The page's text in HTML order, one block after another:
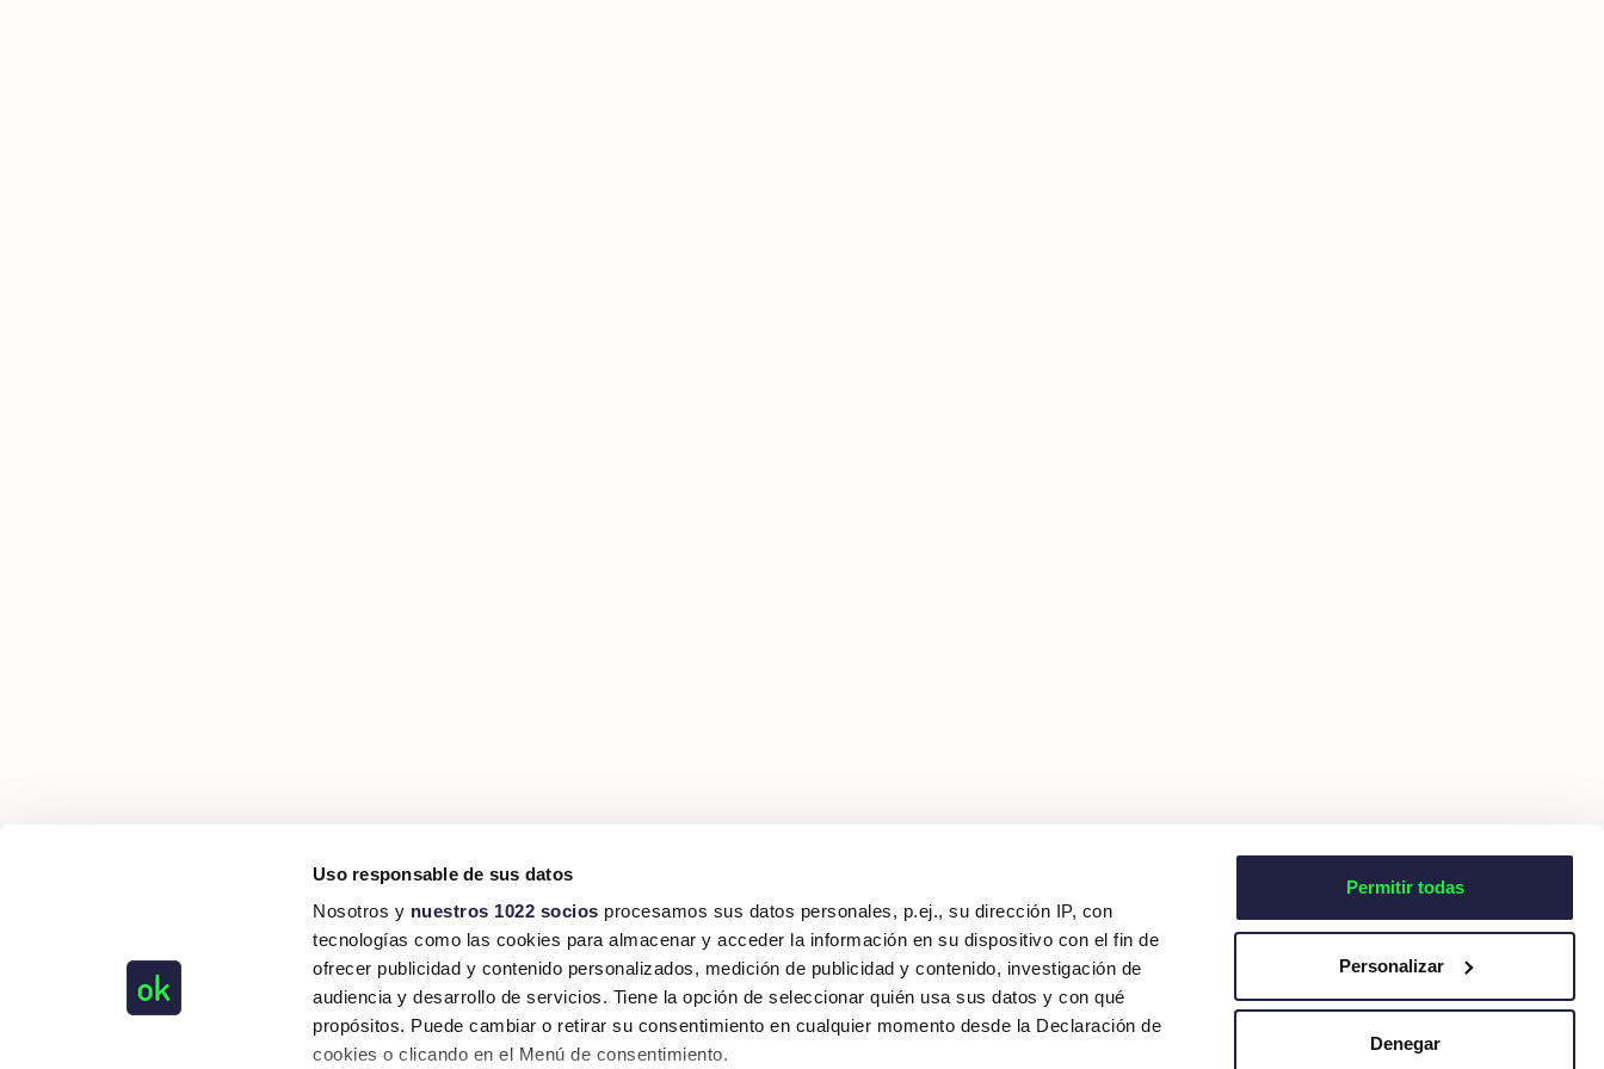
Uso responsable de sus datos
Nosotros y nuestros 1022 socios procesamos sus datos personales, p.ej., su dirección IP, con
tecnologías como las cookies para almacenar y acceder la información en su dispositivo con el fin de
ofrecer publicidad y contenido personalizados, medición de publicidad y contenido, investigación de
audiencia y desarrollo de servicios. Tiene la opción de seleccionar quién usa sus datos y con qué
propósitos. Puede cambiar o retirar su consentimiento en cualquier momento desde la Declaración de
cookies o clicando en el Menú de consentimiento.
Permitir todas
Personalizar
Denegar